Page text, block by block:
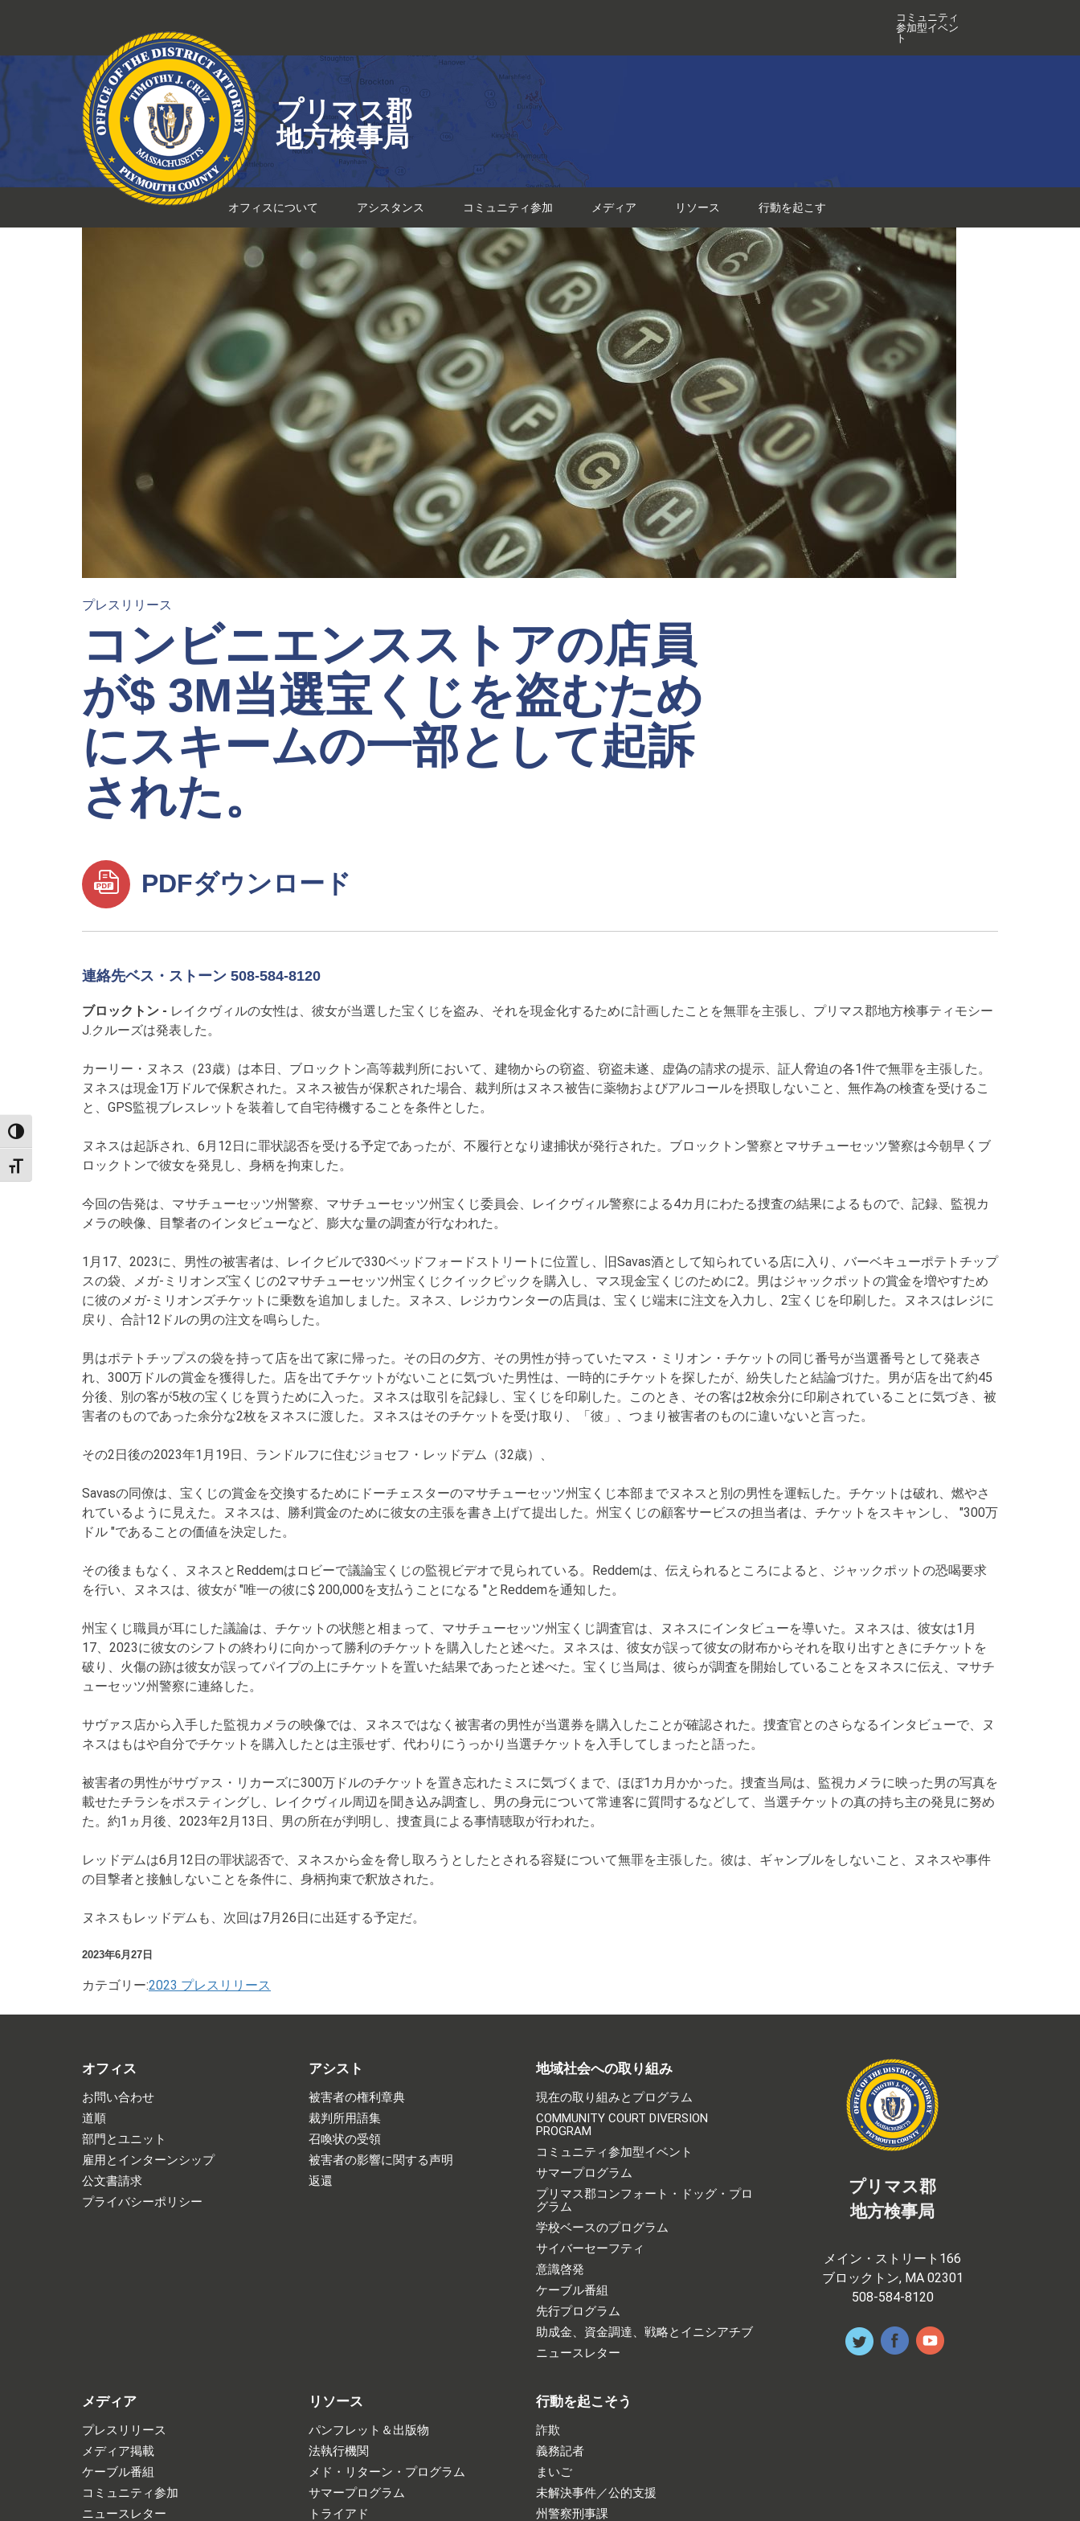
TOGGLE HIGH CONTRAST
TOGGLE FONT SIZE
ン
ツ
ス
キ
コミュニティ
参加型イベン
ト
プリマス郡
地方検事局
オフィスについて アシスタンス コミュニティ参加 メディア リソース 行動を起こす
プレスリリース
コンビニエンスストアの店員
が$ 3M当選宝くじを盗むため
にスキームの一部として起訴
された。
PDFダウンロード
連絡先ベス・ストーン 508-584-8120
ブロックトン - レイクヴィルの女性は、彼女が当選した宝くじを盗み、それを現金化するために計画したことを無罪を主張し、プリマス郡地方検事ティモシー
J.クルーズは発表した。
カーリー・ヌネス（23歳）は本日、ブロックトン高等裁判所において、建物からの窃盗、窃盗未遂、虚偽の請求の提示、証人脅迫の各1件で無罪を主張した。
ヌネスは現金1万ドルで保釈された。ヌネス被告が保釈された場合、裁判所はヌネス被告に薬物およびアルコールを摂取しないこと、無作為の検査を受けるこ
と、GPS監視ブレスレットを装着して自宅待機することを条件とした。
ヌネスは起訴され、6月12日に罪状認否を受ける予定であったが、不履行となり逮捕状が発行された。ブロックトン警察とマサチューセッツ警察は今朝早くブ
ロックトンで彼女を発見し、身柄を拘束した。
今回の告発は、マサチューセッツ州警察、マサチューセッツ州宝くじ委員会、レイクヴィル警察による4カ月にわたる捜査の結果によるもので、記録、監視カ
メラの映像、目撃者のインタビューなど、膨大な量の調査が行なわれた。
1月17、2023に、男性の被害者は、レイクビルで330ベッドフォードストリートに位置し、旧Savas酒として知られている店に入り、バーベキューポテトチップ
スの袋、メガ-ミリオンズ宝くじの2マサチューセッツ州宝くじクイックピックを購入し、マス現金宝くじのために2。男はジャックポットの賞金を増やすため
に彼のメガ-ミリオンズチケットに乗数を追加しました。ヌネス、レジカウンターの店員は、宝くじ端末に注文を入力し、2宝くじを印刷した。ヌネスはレジに
戻り、合計12ドルの男の注文を鳴らした。
男はポテトチップスの袋を持って店を出て家に帰った。その日の夕方、その男性が持っていたマス・ミリオン・チケットの同じ番号が当選番号として発表さ
れ、300万ドルの賞金を獲得した。店を出てチケットがないことに気づいた男性は、一時的にチケットを探したが、紛失したと結論づけた。男が店を出て約45
分後、別の客が5枚の宝くじを買うために入った。ヌネスは取引を記録し、宝くじを印刷した。このとき、その客は2枚余分に印刷されていることに気づき、被
害者のものであった余分な2枚をヌネスに渡した。ヌネスはそのチケットを受け取り、「彼」、つまり被害者のものに違いないと言った。
その2日後の2023年1月19日、ランドルフに住むジョセフ・レッドデム（32歳）、
Savasの同僚は、宝くじの賞金を交換するためにドーチェスターのマサチューセッツ州宝くじ本部までヌネスと別の男性を運転した。チケットは破れ、燃やさ
れているように見えた。ヌネスは、勝利賞金のために彼女の主張を書き上げて提出した。州宝くじの顧客サービスの担当者は、チケットをスキャンし、 "300万
ドル "であることの価値を決定した。
その後まもなく、ヌネスとReddemはロビーで議論宝くじの監視ビデオで見られている。Reddemは、伝えられるところによると、ジャックポットの恐喝要求
を行い、ヌネスは、彼女が "唯一の彼に$ 200,000を支払うことになる "とReddemを通知した。
州宝くじ職員が耳にした議論は、チケットの状態と相まって、マサチューセッツ州宝くじ調査官は、ヌネスにインタビューを導いた。ヌネスは、彼女は1月
17、2023に彼女のシフトの終わりに向かって勝利のチケットを購入したと述べた。ヌネスは、彼女が誤って彼女の財布からそれを取り出すときにチケットを
破り、火傷の跡は彼女が誤ってパイプの上にチケットを置いた結果であったと述べた。宝くじ当局は、彼らが調査を開始していることをヌネスに伝え、マサチ
ューセッツ州警察に連絡した。
サヴァス店から入手した監視カメラの映像では、ヌネスではなく被害者の男性が当選券を購入したことが確認された。捜査官とのさらなるインタビューで、ヌ
ネスはもはや自分でチケットを購入したとは主張せず、代わりにうっかり当選チケットを入手してしまったと語った。
被害者の男性がサヴァス・リカーズに300万ドルのチケットを置き忘れたミスに気づくまで、ほぼ1カ月かかった。捜査当局は、監視カメラに映った男の写真を
載せたチラシをポスティングし、レイクヴィル周辺を聞き込み調査し、男の身元について常連客に質問するなどして、当選チケットの真の持ち主の発見に努め
た。約1ヵ月後、2023年2月13日、男の所在が判明し、捜査員による事情聴取が行われた。
レッドデムは6月12日の罪状認否で、ヌネスから金を脅し取ろうとしたとされる容疑について無罪を主張した。彼は、ギャンブルをしないこと、ヌネスや事件
の目撃者と接触しないことを条件に、身柄拘束で釈放された。
ヌネスもレッドデムも、次回は7月26日に出廷する予定だ。
2023年6月27日
カテゴリー:2023 プレスリリース
オフィス
お問い合わせ
道順
部門とユニット
雇用とインターンシップ
公文書請求
プライバシーポリシー
アシスト
被害者の権利章典
裁判所用語集
召喚状の受領
被害者の影響に関する声明
返還
地域社会への取り組み
現在の取り組みとプログラム
COMMUNITY COURT DIVERSION
PROGRAM
コミュニティ参加型イベント
サマープログラム
プリマス郡コンフォート・ドッグ・プロ
グラム
学校ベースのプログラム
サイバーセーフティ
意識啓発
ケーブル番組
先行プログラム
助成金、資金調達、戦略とイニシアチブ
ニュースレター
メディア
プレスリリース
メディア掲載
ケーブル番組
コミュニティ参加
ニュースレター
リソース
パンフレット＆出版物
法執行機関
メド・リターン・プログラム
サマープログラム
トライアド
行動を起こそう
詐欺
義務記者
まいご
未解決事件／公的支援
州警察刑事課
プリマス郡
地方検事局
メイン・ストリート166
ブロックトン, MA 02301
508-584-8120